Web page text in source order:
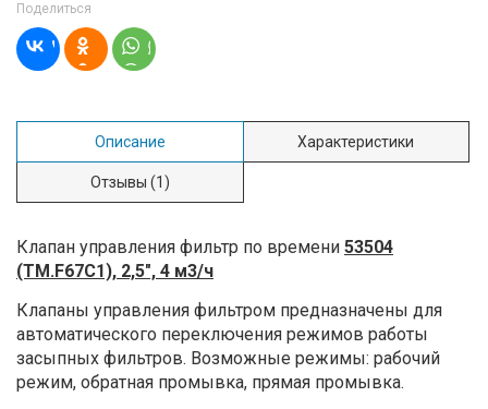
Поделиться
Описание Характеристики
Отзывы (1)
Клапан управления фильтр по времени 53504
(TM.F67C1), 2,5", 4 м3/ч
Клапаны управления фильтром предназначены для
автоматического переключения режимов работы
засыпных фильтров. Возможные режимы: рабочий
режим, обратная промывка, прямая промывка.